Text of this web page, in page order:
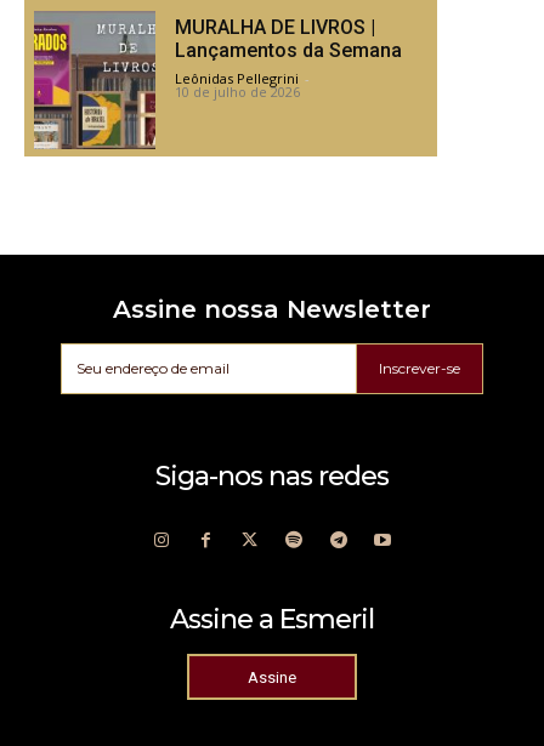
MURALHA DE LIVROS |
Lançamentos da Semana
Leônidas Pellegrini -
10 de julho de 2026
Assine nossa Newsletter
Inscrever-se
Siga-nos nas redes
Assine a Esmeril
Assine